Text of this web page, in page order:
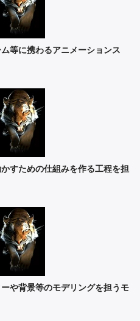
等に携わるアニメーションス
すための仕組みを作る工程を担
や背景等のモデリングを担うモ